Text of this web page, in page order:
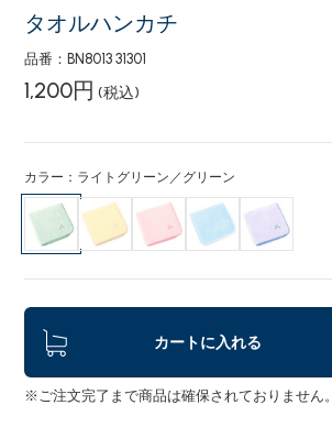
タオルハンカチ
品番：BN8013 31301
1,200円 (税込)
カラー：ライトグリーン／グリーン
カートに入れる
※ご注文完了まで商品は確保されておりません。